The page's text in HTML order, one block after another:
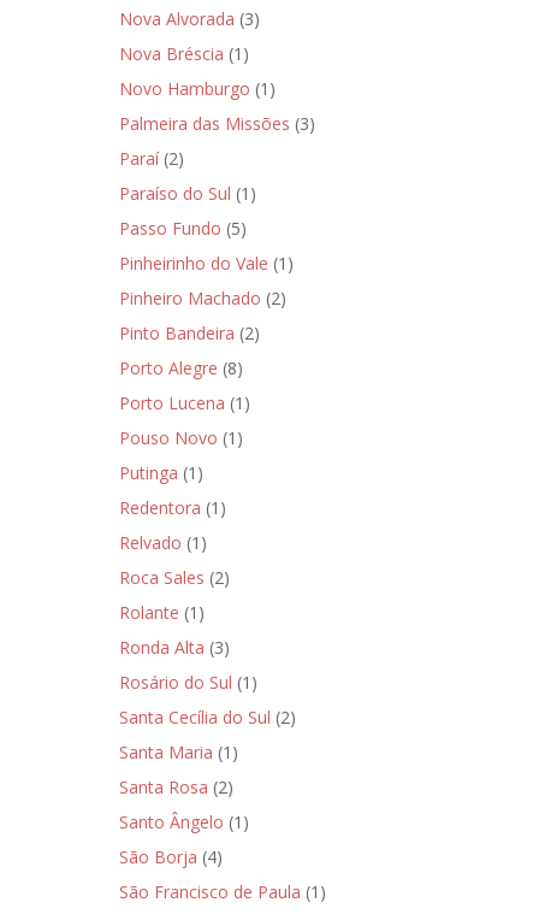
Nova Alvorada (3)
Nova Bréscia (1)
Novo Hamburgo (1)
Palmeira das Missões (3)
Paraí(2)
Paraíso do Sul (1)
Passo Fundo (5)
Pinheirinho do Vale (1)
Pinheiro Machado (2)
Pinto Bandeira (2)
Porto Alegre (8)
Porto Lucena (1)
Pouso Novo (1)
Putinga (1)
Redentora (1)
Relvado (1)
Roca Sales (2)
Rolante (1)
Ronda Alta (3)
Rosário do Sul (1)
Santa Cecília do Sul (2)
Santa Maria (1)
Santa Rosa (2)
Santo Ângelo (1)
São Borja (4)
São Francisco de Paula (1)